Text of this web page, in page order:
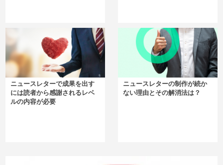
ニュースレターで成果を出す
には読者から感謝されるレベ
ルの内容が必要
ニュースレターの制作が続か
ない理由とその解消法は？